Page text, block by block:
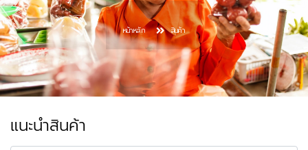
หน้าหลัก สินค้า
แนะนำสินค้า